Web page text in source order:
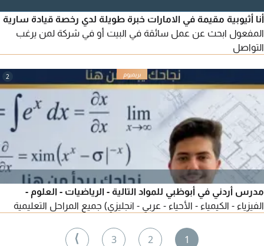
أنا أثيوبية مقيمة في الامارات خبرة طويلة لدي رخصة قيادة سارية
المفعول ابحث عن عمل سائقة في البيت أو في شركة لمن يرغب
التواصل
2
مدرس أردني في أبوظبي للمواد التالية - الرياضيات - العلوم -
الفيزياء - الكيمياء - الأحياء - عربي - انجليزي) جميع المراحل التعليمية
1
2
3
⟩